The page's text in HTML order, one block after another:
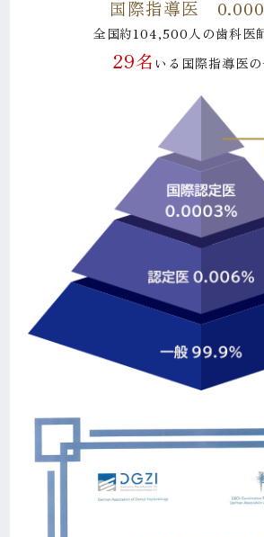
国際指導医
全国約104,500人の歯科医
29名 いる国際指導医の